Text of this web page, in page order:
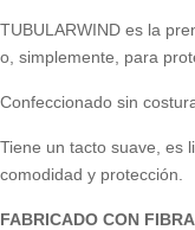
TUBULARWIND es la
o, simplemente, para
Confeccionado sin
Tiene un tacto suave, es
comodidad y protección.
FABRICADO CON